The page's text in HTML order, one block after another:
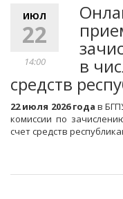
ИЮЛ
22
14:00 в
средств
22 июля 2026 года в
комиссии по
счет средств